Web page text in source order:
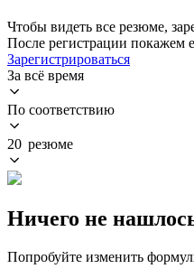
Чтобы видеть все резюме,
После регистрации покажем
Зарегистрироваться
За всё время
По соответствию
20 резюме
Ничего не
Попробуйте изменить